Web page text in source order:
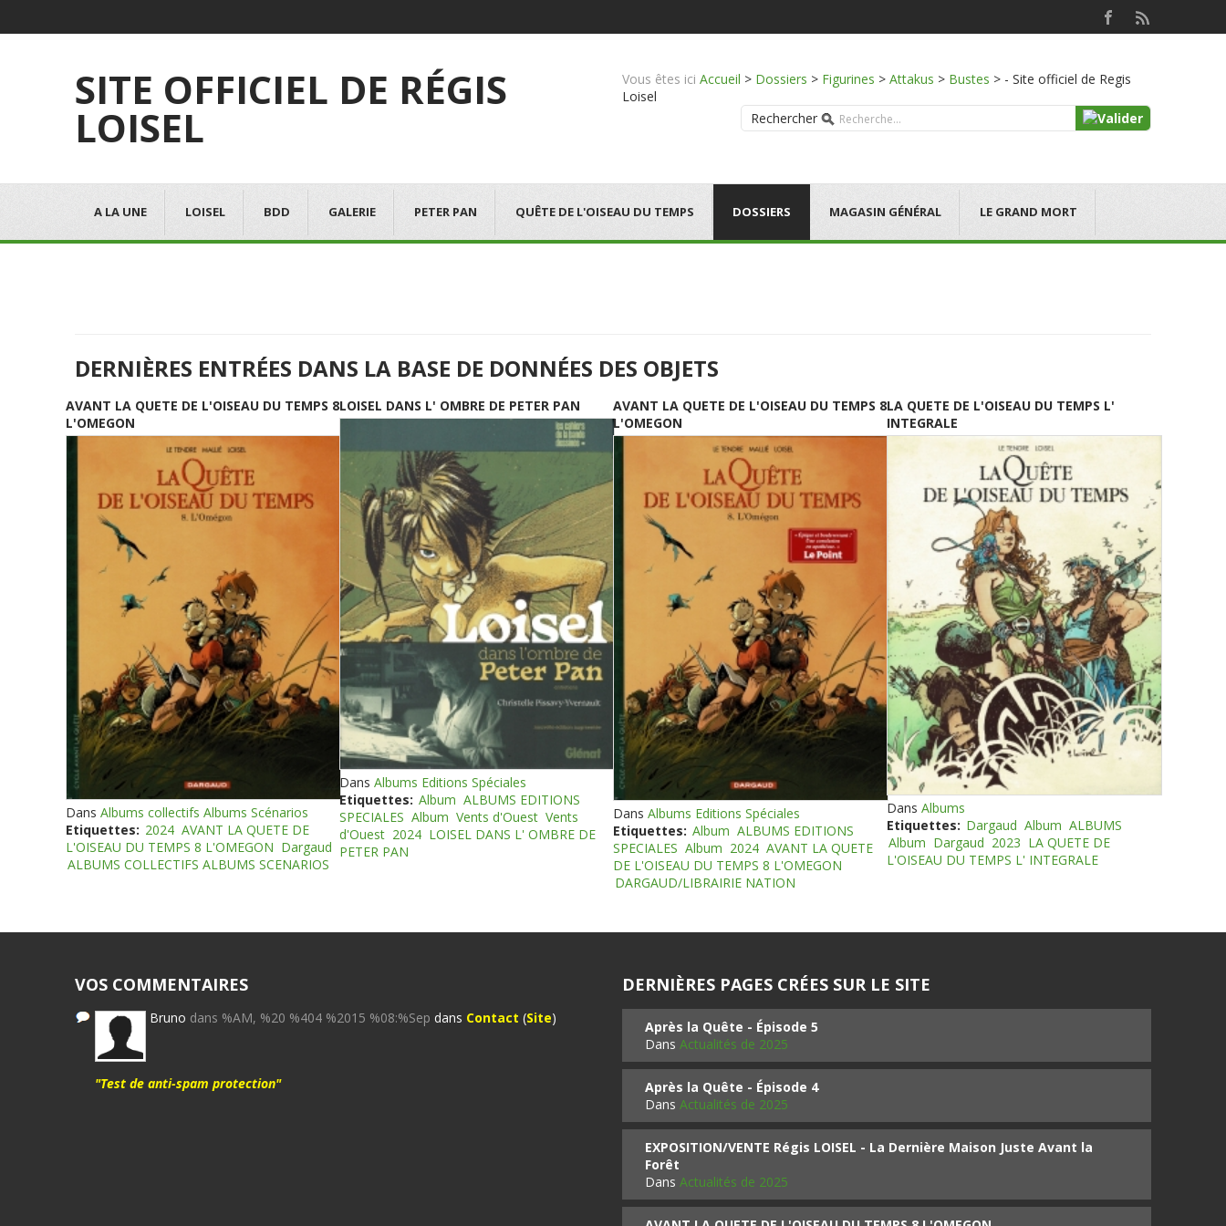
SITE OFFICIEL DE RÉGIS
LOISEL
Vous êtes ici Accueil > Dossiers > Figurines > Attakus > Bustes > - Site officiel de Regis
Loisel
Rechercher
A LA UNE LOISEL BDD GALERIE PETER PAN QUÊTE DE L'OISEAU DU TEMPS DOSSIERS MAGASIN GÉNÉRAL LE GRAND MORT
DERNIÈRES ENTRÉES DANS LA BASE DE DONNÉES DES OBJETS
AVANT LA QUETE DE L'OISEAU DU TEMPS 8
L'OMEGON
Dans Albums collectifs Albums Scénarios
Etiquettes: 2024 AVANT LA QUETE DE
L'OISEAU DU TEMPS 8 L'OMEGON Dargaud
ALBUMS COLLECTIFS ALBUMS SCENARIOS
LOISEL DANS L' OMBRE DE PETER PAN
Dans Albums Editions Spéciales
Etiquettes: Album ALBUMS EDITIONS
SPECIALES Album Vents d'Ouest Vents
d'Ouest 2024 LOISEL DANS L' OMBRE DE
PETER PAN
AVANT LA QUETE DE L'OISEAU DU TEMPS 8
L'OMEGON
Dans Albums Editions Spéciales
Etiquettes: Album ALBUMS EDITIONS
SPECIALES Album 2024 AVANT LA QUETE
DE L'OISEAU DU TEMPS 8 L'OMEGON
DARGAUD/LIBRAIRIE NATION
LA QUETE DE L'OISEAU DU TEMPS L'
INTEGRALE
Dans Albums
Etiquettes: Dargaud Album ALBUMS
Album Dargaud 2023 LA QUETE DE
L'OISEAU DU TEMPS L' INTEGRALE
VOS COMMENTAIRES
Bruno dans %AM, %20 %404 %2015 %08:%Sep dans Contact (Site)
"Test de anti-spam protection"
DERNIÈRES PAGES CRÉES SUR LE SITE
Après la Quête - Épisode 5
Dans Actualités de 2025
Après la Quête - Épisode 4
Dans Actualités de 2025
EXPOSITION/VENTE Régis LOISEL - La Dernière Maison Juste Avant la
Forêt
Dans Actualités de 2025